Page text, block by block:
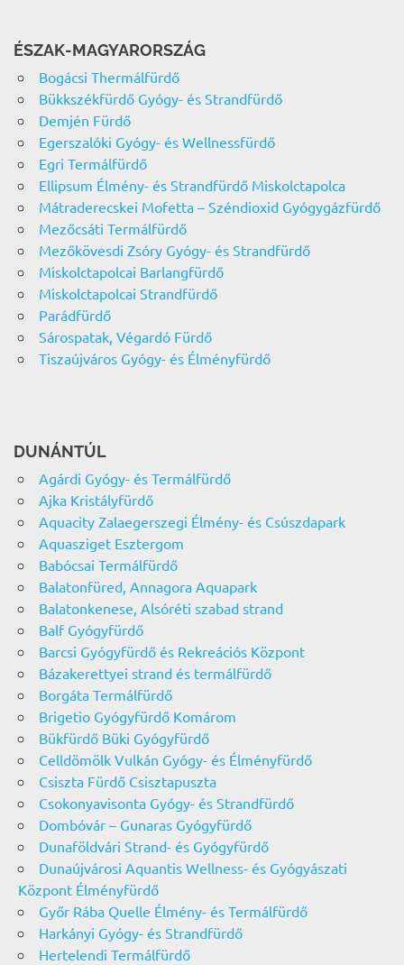
ÉSZAK-MAGYARORSZÁG
Bogácsi Thermálfürdő
Bükkszékfürdő Gyógy- és Strandfürdő
Demjén Fürdő
Egerszalóki Gyógy- és Wellnessfürdő
Egri Termálfürdő
Ellipsum Élmény- és Strandfürdő Miskolctapolca
Mátraderecskei Mofetta – Széndioxid Gyógygázfürdő
Mezőcsáti Termálfürdő
Mezőkövesdi Zsóry Gyógy- és Strandfürdő
Miskolctapolcai Barlangfürdő
Miskolctapolcai Strandfürdő
Parádfürdő
Sárospatak, Végardó Fürdő
Tiszaújváros Gyógy- és Élményfürdő
DUNÁNTÚL
Agárdi Gyógy- és Termálfürdő
Ajka Kristályfürdő
Aquacity Zalaegerszegi Élmény- és Csúszdapark
Aquasziget Esztergom
Babócsai Termálfürdő
Balatonfüred, Annagora Aquapark
Balatonkenese, Alsóréti szabad strand
Balf Gyógyfürdő
Barcsi Gyógyfürdő és Rekreációs Központ
Bázakerettyei strand és termálfürdő
Borgáta Termálfürdő
Brigetio Gyógyfürdő Komárom
Bükfürdő Büki Gyógyfürdő
Celldömölk Vulkán Gyógy- és Élményfürdő
Csiszta Fürdő Csisztapuszta
Csokonyavisonta Gyógy- és Strandfürdő
Dombóvár – Gunaras Gyógyfürdő
Dunaföldvári Strand- és Gyógyfürdő
Dunaújvárosi Aquantis Wellness- és Gyógyászati
Központ Élményfürdő
Győr Rába Quelle Élmény- és Termálfürdő
Harkányi Gyógy- és Strandfürdő
Hertelendi Termálfürdő